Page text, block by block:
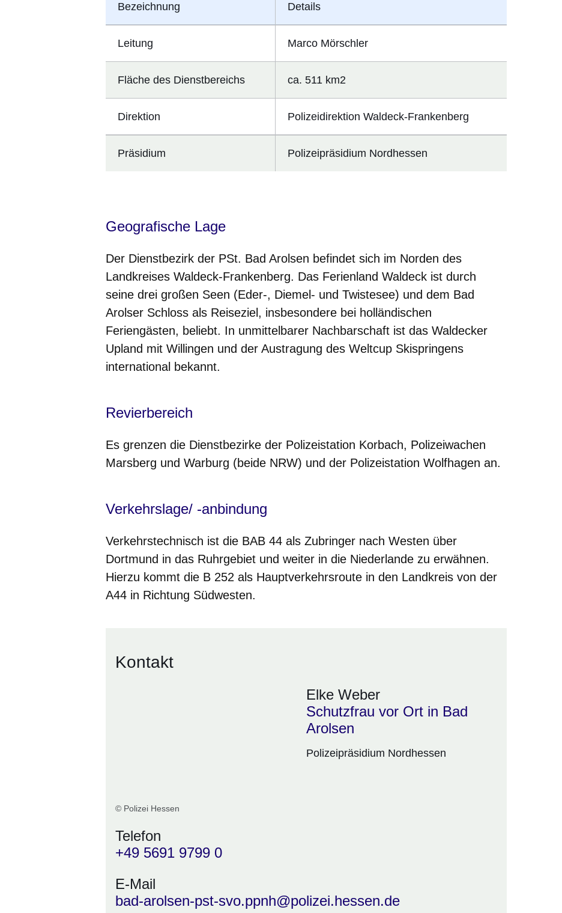
Bezeichnung Details
Leitung Marco Mörschler
Fläche des Dienstbereichs ca. 511 km2
Direktion Polizeidirektion Waldeck-Frankenberg
Präsidium Polizeipräsidium Nordhessen
Geografische Lage
Der Dienstbezirk der PSt. Bad Arolsen befindet sich im Norden des
Landkreises Waldeck-Frankenberg. Das Ferienland Waldeck ist durch
seine drei großen Seen (Eder-, Diemel- und Twistesee) und dem Bad
Arolser Schloss als Reiseziel, insbesondere bei holländischen
Feriengästen, beliebt. In unmittelbarer Nachbarschaft ist das Waldecker
Upland mit Willingen und der Austragung des Weltcup Skispringens
international bekannt.
Revierbereich
Es grenzen die Dienstbezirke der Polizeistation Korbach, Polizeiwachen
Marsberg und Warburg (beide NRW) und der Polizeistation Wolfhagen an.
Verkehrslage/ -anbindung
Verkehrstechnisch ist die BAB 44 als Zubringer nach Westen über
Dortmund in das Ruhrgebiet und weiter in die Niederlande zu erwähnen.
Hierzu kommt die B 252 als Hauptverkehrsroute in den Landkreis von der
A44 in Richtung Südwesten.
Kontakt
© Polizei Hessen
Elke Weber
Schutzfrau vor Ort in Bad
Arolsen
Polizeipräsidium Nordhessen
Telefon
+49 5691 9799 0
E-Mail
bad-arolsen-pst-svo.ppnh@polizei.hessen.de